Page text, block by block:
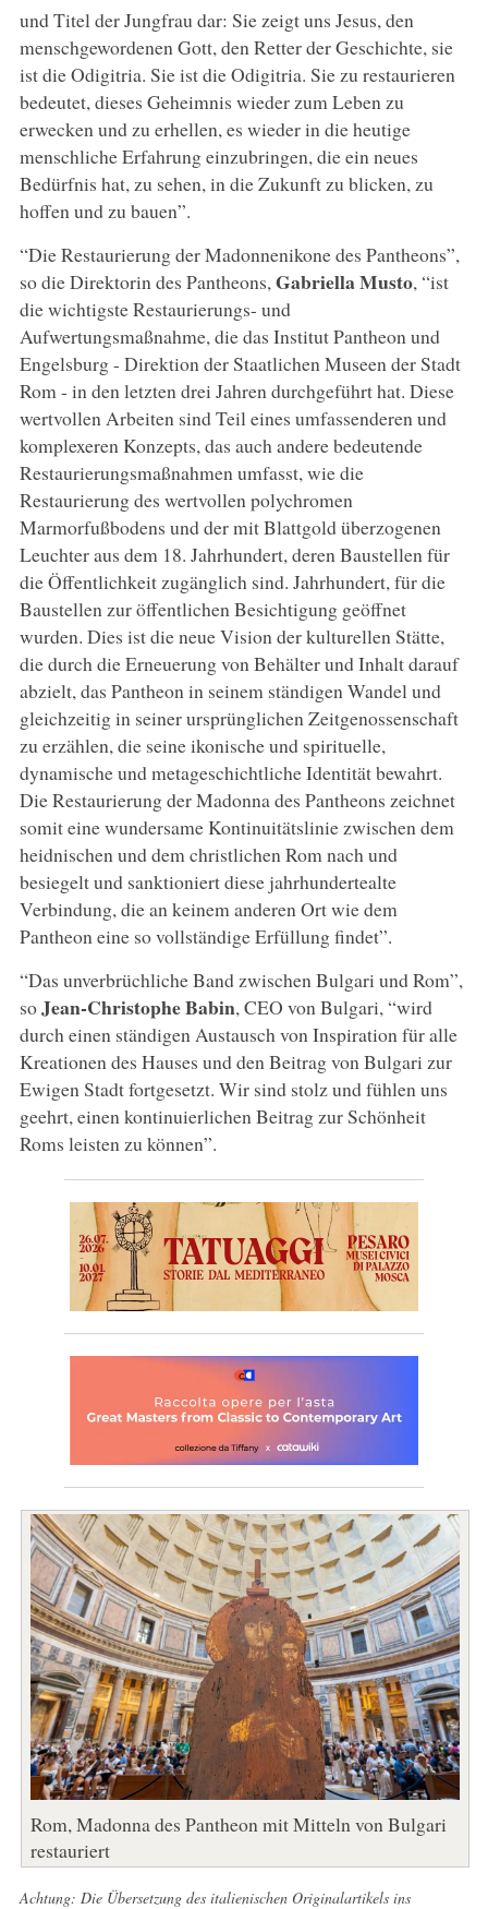
und Titel der Jungfrau dar: Sie zeigt uns Jesus, den
menschgewordenen Gott, den Retter der Geschichte, sie
ist die Odigitria. Sie ist die Odigitria. Sie zu restaurieren
bedeutet, dieses Geheimnis wieder zum Leben zu
erwecken und zu erhellen, es wieder in die heutige
menschliche Erfahrung einzubringen, die ein neues
Bedürfnis hat, zu sehen, in die Zukunft zu blicken, zu
hoffen und zu bauen”.
“Die Restaurierung der Madonnenikone des Pantheons”,
so die Direktorin des Pantheons, Gabriella Musto, “ist
die wichtigste Restaurierungs- und
Aufwertungsmaßnahme, die das Institut Pantheon und
Engelsburg - Direktion der Staatlichen Museen der Stadt
Rom - in den letzten drei Jahren durchgeführt hat. Diese
wertvollen Arbeiten sind Teil eines umfassenderen und
komplexeren Konzepts, das auch andere bedeutende
Restaurierungsmaßnahmen umfasst, wie die
Restaurierung des wertvollen polychromen
Marmorfußbodens und der mit Blattgold überzogenen
Leuchter aus dem 18. Jahrhundert, deren Baustellen für
die Öffentlichkeit zugänglich sind. Jahrhundert, für die
Baustellen zur öffentlichen Besichtigung geöffnet
wurden. Dies ist die neue Vision der kulturellen Stätte,
die durch die Erneuerung von Behälter und Inhalt darauf
abzielt, das Pantheon in seinem ständigen Wandel und
gleichzeitig in seiner ursprünglichen Zeitgenossenschaft
zu erzählen, die seine ikonische und spirituelle,
dynamische und metageschichtliche Identität bewahrt.
Die Restaurierung der Madonna des Pantheons zeichnet
somit eine wundersame Kontinuitätslinie zwischen dem
heidnischen und dem christlichen Rom nach und
besiegelt und sanktioniert diese jahrhundertealte
Verbindung, die an keinem anderen Ort wie dem
Pantheon eine so vollständige Erfüllung findet”.
“Das unverbrüchliche Band zwischen Bulgari und Rom”,
soJean-Christophe Babin, CEO von Bulgari, “wird
durch einen ständigen Austausch von Inspiration für alle
Kreationen des Hauses und den Beitrag von Bulgari zur
Ewigen Stadt fortgesetzt. Wir sind stolz und fühlen uns
geehrt, einen kontinuierlichen Beitrag zur Schönheit
Roms leisten zu können”.
Rom, Madonna des Pantheon mit Mitteln von Bulgari
restauriert
Achtung: Die Übersetzung des italienischen Originalartikels ins